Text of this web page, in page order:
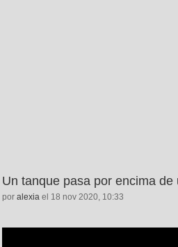
Un tanque pasa por encima de
por alexia el 18 nov 2020, 10:33